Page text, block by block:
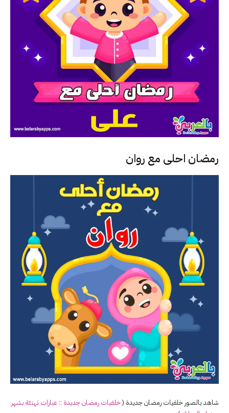
رمضان احلى مع روان
شاهد بالصور خلفيات رمضان جديدة (خلفيات رمضان جديدة :: عبارات تهنئة بشهر